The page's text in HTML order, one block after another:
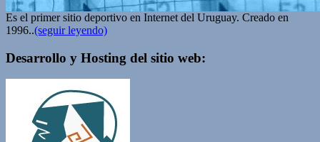
Es el primer sitio deportivo en Internet del Uruguay. Creado en
1996..(seguir leyendo)
Desarrollo y Hosting del sitio web: